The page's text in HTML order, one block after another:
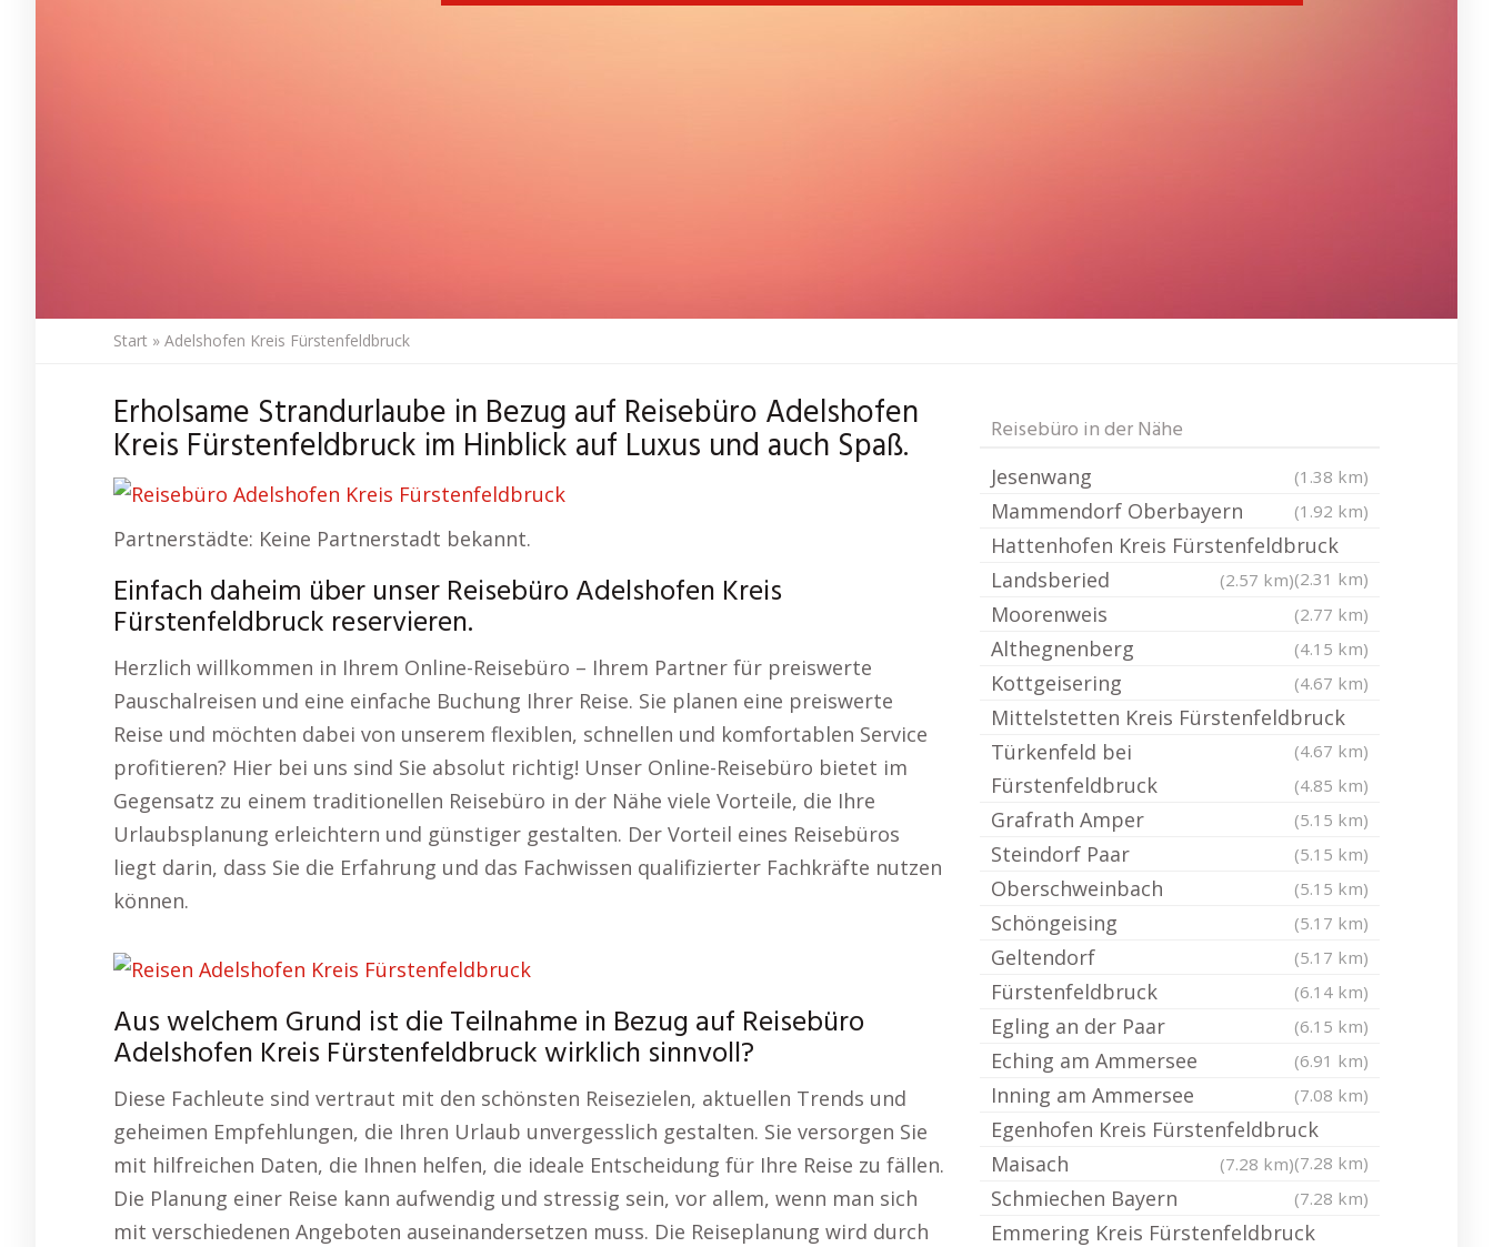
Start » Adelshofen Kreis Fürstenfeldbruck
Erholsame Strandurlaube in Bezug auf Reisebüro Adelshofen
Kreis Fürstenfeldbruck im Hinblick auf Luxus und auch Spaß.
Partnerstädte: Keine Partnerstadt bekannt.
Einfach daheim über unser Reisebüro Adelshofen Kreis
Fürstenfeldbruck reservieren.
Herzlich willkommen in Ihrem Online-Reisebüro – Ihrem Partner für preiswerte
Pauschalreisen und eine einfache Buchung Ihrer Reise. Sie planen eine preiswerte
Reise und möchten dabei von unserem flexiblen, schnellen und komfortablen Service
profitieren? Hier bei uns sind Sie absolut richtig! Unser Online-Reisebüro bietet im
Gegensatz zu einem traditionellen Reisebüro in der Nähe viele Vorteile, die Ihre
Urlaubsplanung erleichtern und günstiger gestalten. Der Vorteil eines Reisebüros
liegt darin, dass Sie die Erfahrung und das Fachwissen qualifizierter Fachkräfte nutzen
können.
Aus welchem Grund ist die Teilnahme in Bezug auf Reisebüro
Adelshofen Kreis Fürstenfeldbruck wirklich sinnvoll?
Diese Fachleute sind vertraut mit den schönsten Reisezielen, aktuellen Trends und
geheimen Empfehlungen, die Ihren Urlaub unvergesslich gestalten. Sie versorgen Sie
mit hilfreichen Daten, die Ihnen helfen, die ideale Entscheidung für Ihre Reise zu fällen.
Die Planung einer Reise kann aufwendig und stressig sein, vor allem, wenn man sich
mit verschiedenen Angeboten auseinandersetzen muss. Die Reiseplanung wird durch
Reisebüro in der Nähe
Jesenwang (1.38 km)
Mammendorf Oberbayern (1.92 km)
Hattenhofen Kreis Fürstenfeldbruck
(2.31 km)
Landsberied (2.57 km)
Moorenweis (2.77 km)
Althegnenberg (4.15 km)
Kottgeisering (4.67 km)
Mittelstetten Kreis Fürstenfeldbruck
(4.67 km)
Türkenfeld bei
Fürstenfeldbruck
(4.85 km)
Grafrath Amper (5.15 km)
Steindorf Paar (5.15 km)
Oberschweinbach (5.15 km)
Schöngeising (5.17 km)
Geltendorf (5.17 km)
Fürstenfeldbruck (6.14 km)
Egling an der Paar (6.15 km)
Eching am Ammersee (6.91 km)
Inning am Ammersee (7.08 km)
Egenhofen Kreis Fürstenfeldbruck
(7.28 km)
Maisach (7.28 km)
Schmiechen Bayern (7.28 km)
Emmering Kreis Fürstenfeldbruck